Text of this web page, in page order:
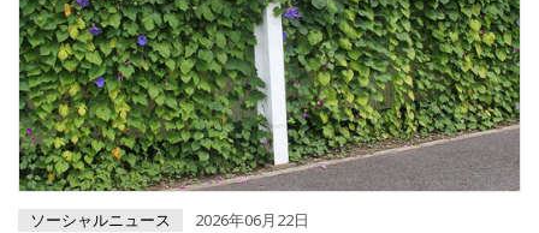
ソーシャルニュース 2026年06月22日